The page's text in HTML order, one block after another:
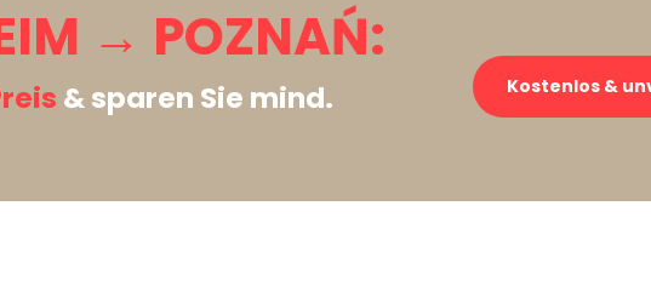
→ POZNAŃ:
& sparen Sie mind.
Kostenlos &